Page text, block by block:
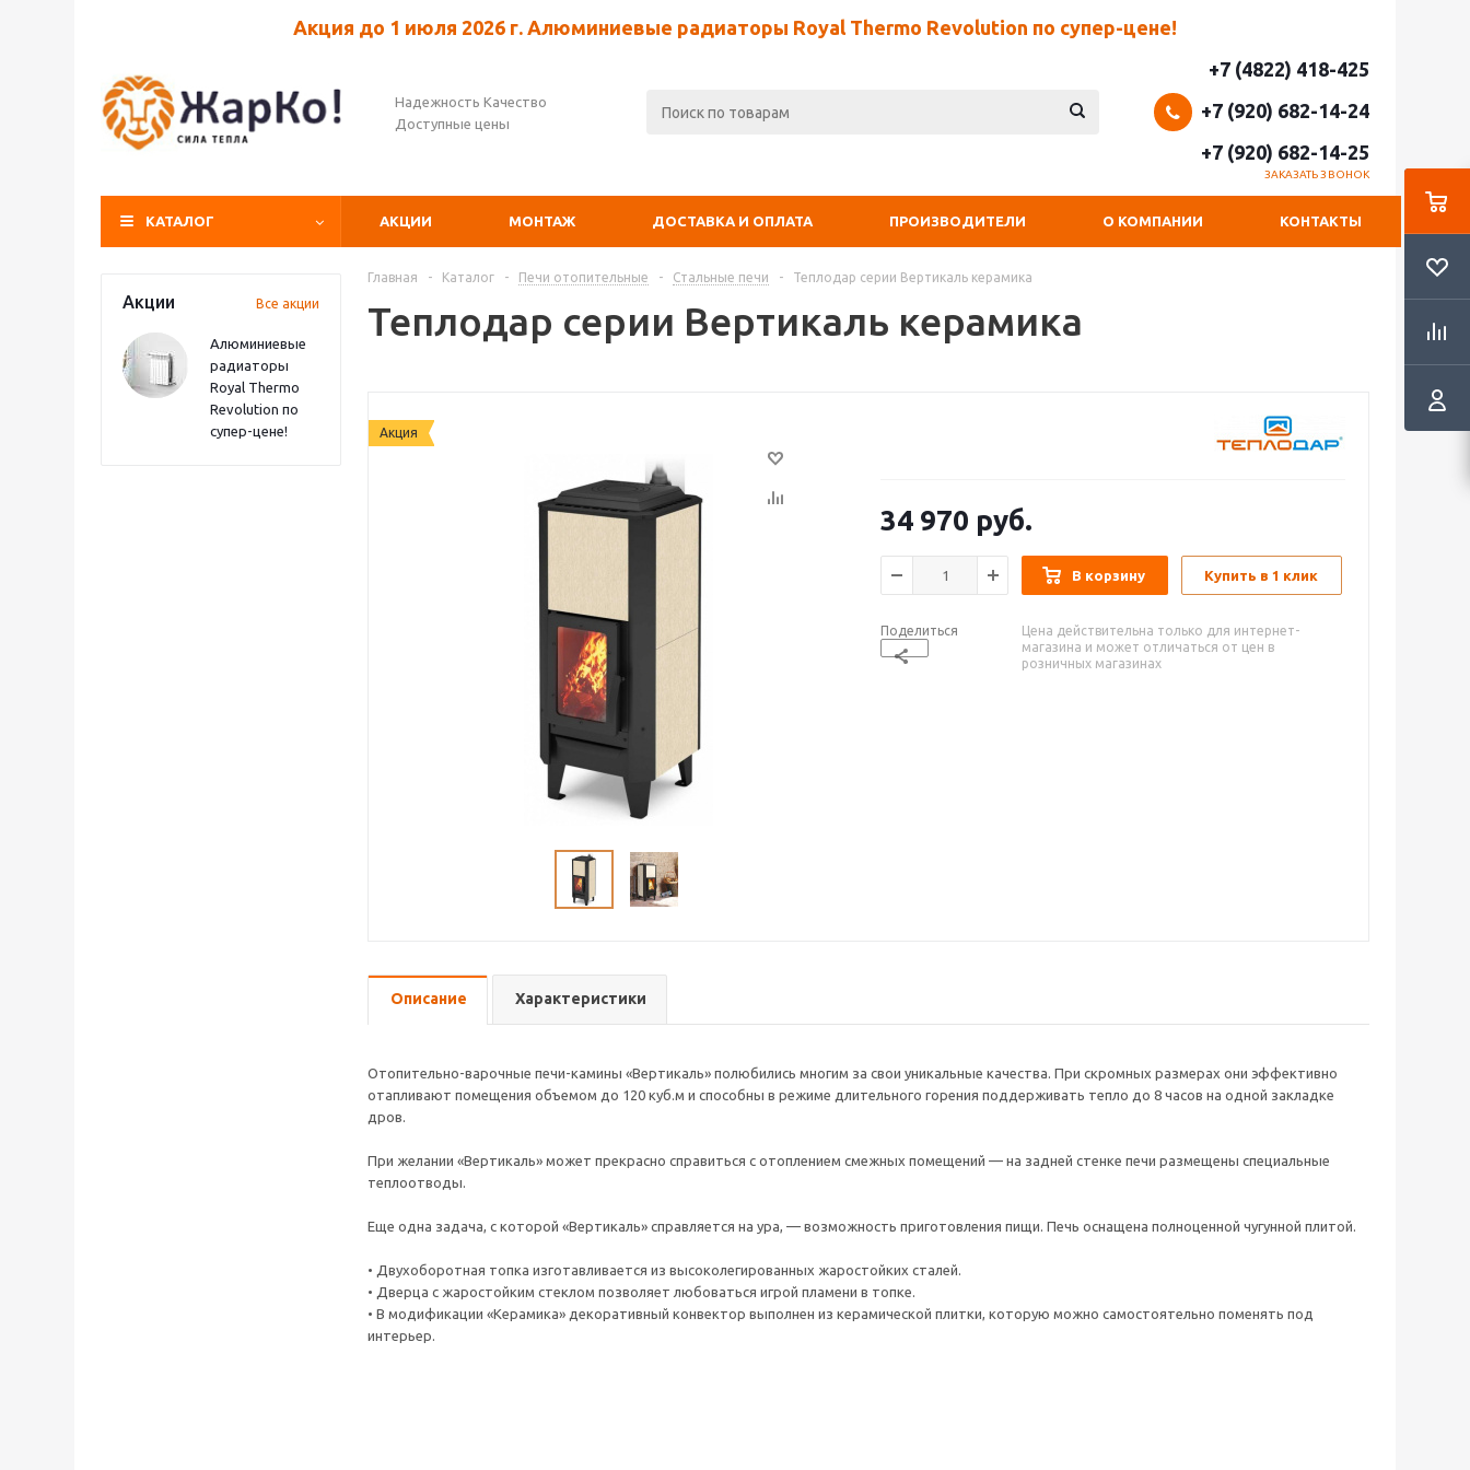
Акция до 1 июля 2026 г. Алюминиевые радиаторы Royal Thermo Revolution по супер-цене!
Надежность Качество
Доступные цены
+7 (4822) 418-425
+7 (920) 682-14-24
+7 (920) 682-14-25
ЗАКАЗАТЬ ЗВОНОК
КАТАЛОГ АКЦИИ МОНТАЖ ДОСТАВКА И ОПЛАТА ПРОИЗВОДИТЕЛИ О КОМПАНИИ КОНТАКТЫ
Акции Все акции
Алюминиевые
радиаторы
Royal Thermo
Revolution по
супер-цене!
Главная - Каталог - Печи отопительные - Стальные печи - Теплодар серии Вертикаль керамика
Теплодар серии Вертикаль керамика
Акция
34 970 руб.
В корзину Купить в 1 клик
Поделиться
Цена действительна только для интернет-
магазина и может отличаться от цен в
розничных магазинах
Описание Характеристики
Отопительно-варочные печи-камины «Вертикаль» полюбились многим за свои уникальные качества. При скромных размерах они эффективно
отапливают помещения объемом до 120 куб.м и способны в режиме длительного горения поддерживать тепло до 8 часов на одной закладке
дров.
При желании «Вертикаль» может прекрасно справиться с отоплением смежных помещений — на задней стенке печи размещены специальные
теплоотводы.
Еще одна задача, с которой «Вертикаль» справляется на ура, — возможность приготовления пищи. Печь оснащена полноценной чугунной плитой.
• Двухоборотная топка изготавливается из высоколегированных жаростойких сталей.
• Дверца с жаростойким стеклом позволяет любоваться игрой пламени в топке.
• В модификации «Керамика» декоративный конвектор выполнен из керамической плитки, которую можно самостоятельно поменять под
интерьер.